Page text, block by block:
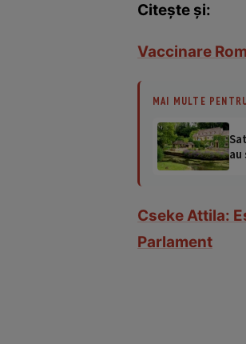
Citește și:
Vaccinare
MAI MULTE
Cseke Attila:
Parlament